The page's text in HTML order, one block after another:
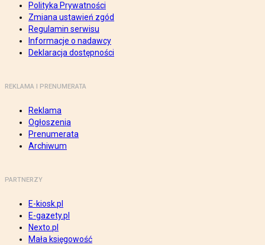
Polityka Prywatności
Zmiana ustawień zgód
Regulamin serwisu
Informacje o nadawcy
Deklaracja dostępności
REKLAMA I PRENUMERATA
Reklama
Ogłoszenia
Prenumerata
Archiwum
PARTNERZY
E-kiosk.pl
E-gazety.pl
Nexto.pl
Mała księgowość